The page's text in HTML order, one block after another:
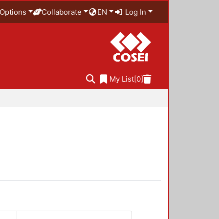
Options Collaborate EN Log In
My List[0]